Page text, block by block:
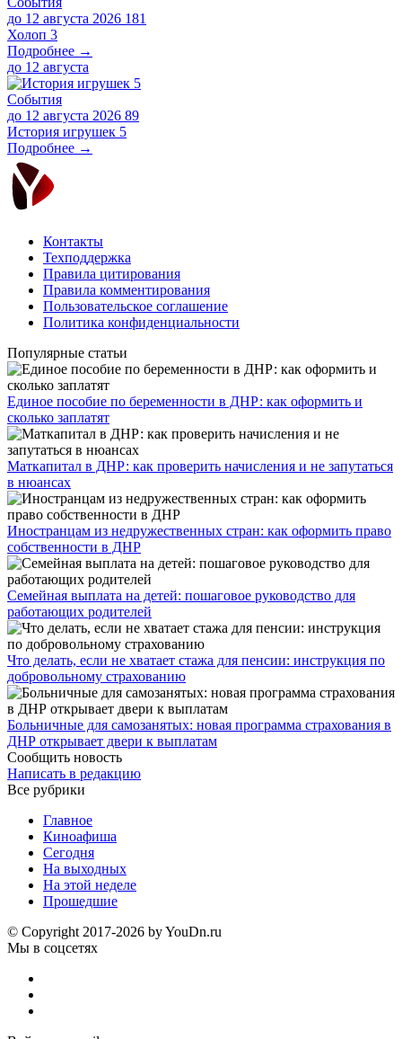
до 12 августа 2026 181
Холоп 3
Подробнее →
до 12 августа
События
до 12 августа 2026 89
История игрушек 5
Подробнее →
Контакты
Техподдержка
Правила цитирования
Правила комментирования
Пользовательское соглашение
Политика конфиденциальности
Популярные статьи
Единое пособие по беременности в ДНР: как оформить и
сколько заплатят
​Маткапитал в ДНР: как проверить начисления и не запутаться
в нюансах
Иностранцам из недружественных стран: как оформить право
собственности в ДНР
Семейная выплата на детей: пошаговое руководство для
работающих родителей
Что делать, если не хватает стажа для пенсии: инструкция по
добровольному страхованию
Больничные для самозанятых: новая программа страхования в
ДНР открывает двери к выплатам
Сообщить новость
Написать в редакцию
Все рубрики
Главное
Киноафиша
Сегодня
На выходных
На этой неделе
Прошедшие
© Copyright 2017-2026 by YouDn.ru
Мы в соцсетях